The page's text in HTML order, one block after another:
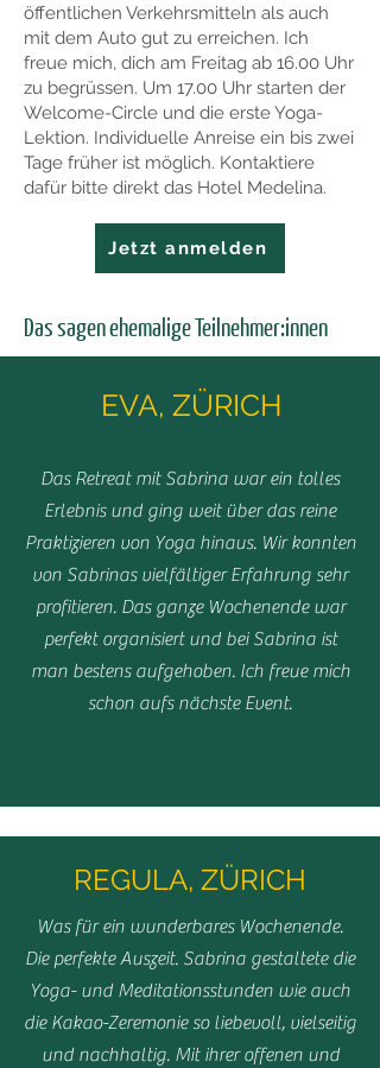
öffentlichen Verkehrsmitteln als auch
mit dem Auto gut zu erreichen. Ich
freue mich, dich am Freitag ab 16.00 Uhr
zu begrüssen. Um 17.00 Uhr starten der
Welcome-Circle und die erste Yoga-
Lektion. Individuelle Anreise ein bis zwei
Tage früher ist möglich. Kontaktiere
dafür bitte direkt das Hotel Medelina.
Jetzt anmelden
Das sagen ehemalige Teilnehmer:innen
EVA, ZÜRICH
Das Retreat mit Sabrina war ein tolles
Erlebnis und ging weit über das reine
Praktizieren von Yoga hinaus. Wir konnten
von Sabrinas vielfältiger Erfahrung sehr
profitieren. Das ganze Wochenende war
perfekt organisiert und bei Sabrina ist
man bestens aufgehoben. Ich freue mich
schon aufs nächste Event.
REGULA, ZÜRICH
Was für ein wunderbares Wochenende.
Die perfekte Auszeit. Sabrina gestaltete die
Yoga- und Meditationsstunden wie auch
die Kakao-Zeremonie so liebevoll, vielseitig
und nachhaltig. Mit ihrer offenen und